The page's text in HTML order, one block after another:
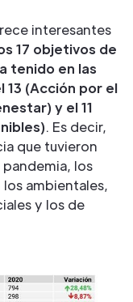
interesantes
17 objetivos de
tenido en las
13 (Acción por el
y el 11
. Es decir,
que tuvieron
los
los ambientales,
y los de